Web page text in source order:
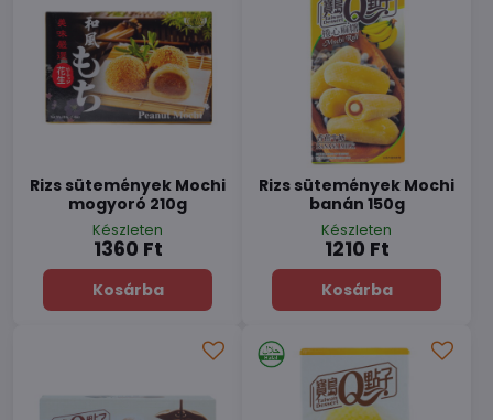
Rizs sütemények Mochi
mogyoró 210g
Készleten
1360 Ft
Kosárba
Rizs sütemények Mochi
banán 150g
Készleten
1210 Ft
Kosárba